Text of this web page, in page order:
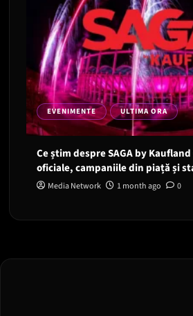
EVENIMENTE ULTIMA ORA
Ce știm despre SAGA by
oficiale, campaniile din piață și
Media Network 1 month ago 0